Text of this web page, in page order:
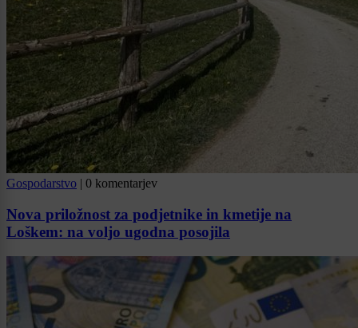
Gospodarstvo | 0 komentarjev
Nova priložnost za podjetnike in kmetije na
Loškem: na voljo ugodna posojila